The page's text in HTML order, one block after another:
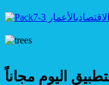
الأعمار 3-7